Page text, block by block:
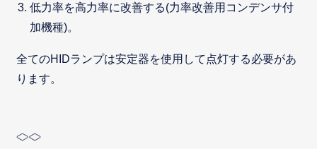
低力率を高力率に改善する(力率改善用コンデンサ付
加機種)。
全てのHIDランプは安定器を使用して点灯する必要があ
ります。